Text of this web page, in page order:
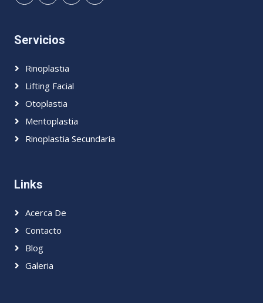
Servicios
Rinoplastia
Lifting Facial
Otoplastia
Mentoplastia
Rinoplastia Secundaria
Links
Acerca De
Contacto
Blog
Galeria